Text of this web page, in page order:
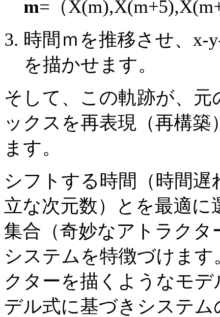
m=（
時間ｍを推移させ、x-
を描かせます。
そして、この軌跡が、
ックスを再表現（再構
ます。
シフトする時間（時間
立な次元数）とを最適
集合（奇妙なアトラク
システムを特徴づけま
クターを描くようなモ
デル式に基づきシステ